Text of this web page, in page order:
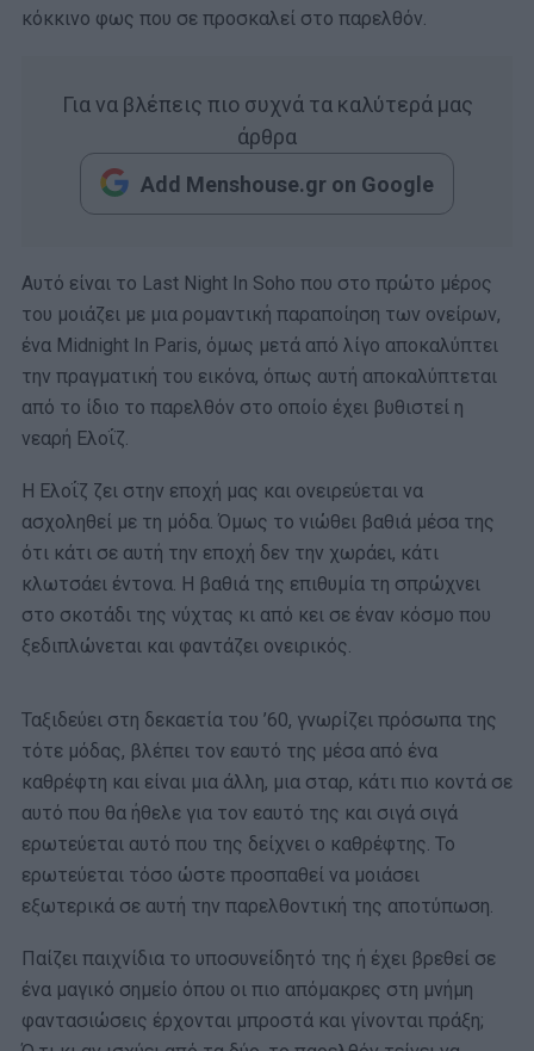
κόκκινο φως που σε προσκαλεί στο παρελθόν.
Για να βλέπεις πιο συχνά τα καλύτερά μας
άρθρα
Add Menshouse.gr on Google
Αυτό είναι το Last Night In Soho που στο πρώτο μέρος
του μοιάζει με μια ρομαντική παραποίηση των ονείρων,
ένα Midnight In Paris, όμως μετά από λίγο αποκαλύπτει
την πραγματική του εικόνα, όπως αυτή αποκαλύπτεται
από το ίδιο το παρελθόν στο οποίο έχει βυθιστεί η
νεαρή Ελοΐζ.
Η Ελοΐζ ζει στην εποχή μας και ονειρεύεται να
ασχοληθεί με τη μόδα. Όμως το νιώθει βαθιά μέσα της
ότι κάτι σε αυτή την εποχή δεν την χωράει, κάτι
κλωτσάει έντονα. Η βαθιά της επιθυμία τη σπρώχνει
στο σκοτάδι της νύχτας κι από κει σε έναν κόσμο που
ξεδιπλώνεται και φαντάζει ονειρικός.
Ταξιδεύει στη δεκαετία του ’60, γνωρίζει πρόσωπα της
τότε μόδας, βλέπει τον εαυτό της μέσα από ένα
καθρέφτη και είναι μια άλλη, μια σταρ, κάτι πιο κοντά σε
αυτό που θα ήθελε για τον εαυτό της και σιγά σιγά
ερωτεύεται αυτό που της δείχνει ο καθρέφτης. Το
ερωτεύεται τόσο ώστε προσπαθεί να μοιάσει
εξωτερικά σε αυτή την παρελθοντική της αποτύπωση.
Παίζει παιχνίδια το υποσυνείδητό της ή έχει βρεθεί σε
ένα μαγικό σημείο όπου οι πιο απόμακρες στη μνήμη
φαντασιώσεις έρχονται μπροστά και γίνονται πράξη;